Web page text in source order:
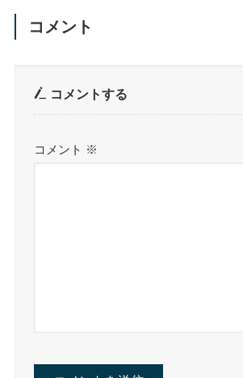
コメント
コメントする
コメント ※